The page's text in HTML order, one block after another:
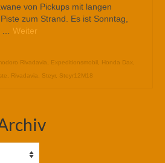
von Pickups mit langen
zum Strand. Es ist Sonntag,
… Weiter
Rivadavia Expeditionsmobil Honda Dax
Rivadavia Steyr, Steyr12M18